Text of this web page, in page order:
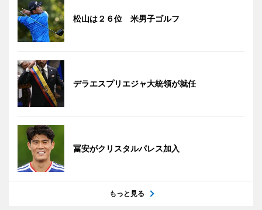
松山は２６位 米男子ゴルフ
デラエスプリエジャ大統領が就任
冨安がクリスタルパレス加入
もっと見る